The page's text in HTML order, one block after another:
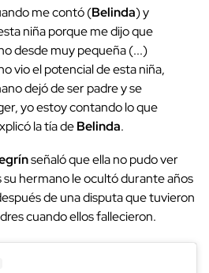
me contó (Belinda) y
niña porque me dijo que
desde muy pequeña (...)
vio el potencial de esta niña,
dejó de ser padre y se
yo estoy contando lo que
la tía deBelinda.
señaló que ella no pudo ver
su hermano le ocultó durante años
de una disputa que tuvieron
cuando ellos fallecieron.